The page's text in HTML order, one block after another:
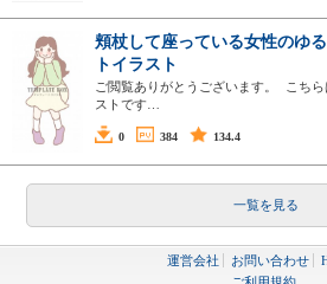
頬杖して座っている女性のゆ
トイラスト
ご閲覧ありがとうございます。 こち
ストです…
0 384 134.4
一覧を見る
運営会社 お問い合わせ